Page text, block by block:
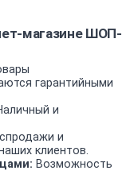
магазине ШОП-
гарантийными
и
и
клиентов.
Возможность